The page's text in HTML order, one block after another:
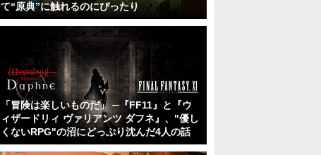
て“原典”に触れるのにぴったり
「冒険は楽しいものだ」 ─『FF11』と『ウ
ィザードリィ ヴァリアンツ ダフネ』、"優し
くないRPG"の沼にどっぷり沈んだ4人の話